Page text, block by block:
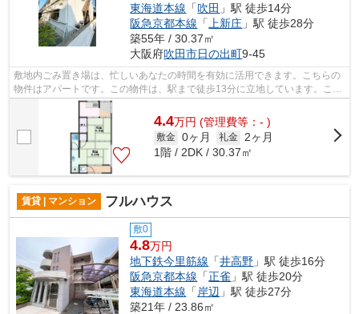
東海道本線 「吹田 」駅 徒歩14分
阪急京都本線 「 上新庄 」駅 徒歩28分
築55年 / 30.37㎡
大阪府吹田市日の出町9-45
敷地内ごみ置き場は、忙しいあなたの時間を有効に活用できます。こちらの
物件はアパートです。この物件は、駅まで徒歩13分に立地しています。こち
らは初期費用をカードでお支払いいた...
4.4万円 (管理費等：- )
敷金 0ヶ月 礼金 2ヶ月
1階 / 2DK / 30.37㎡
賃貸 | マンション フルハウス
敷0
4.8万円
地下鉄今里筋線 「井高野 」駅 徒歩16分
阪急京都本線 「正雀 」駅 徒歩20分
東海道本線 「岸辺 」駅 徒歩27分
築21年 / 23.86㎡